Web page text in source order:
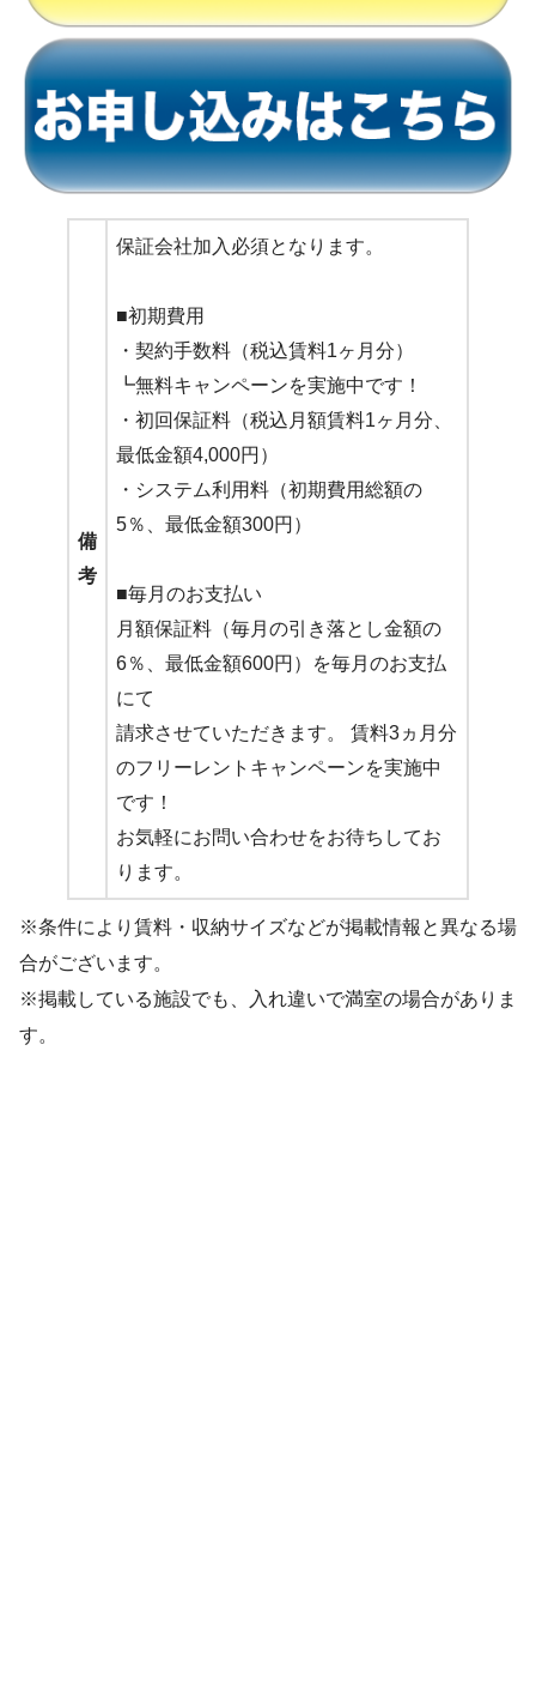
備
考
保証会社加入必須となります。
■初期費用
・契約手数料（税込賃料1ヶ月分）
┗無料キャンペーンを実施中です！
・初回保証料（税込月額賃料1ヶ月分、
最低金額4,000円）
・システム利用料（初期費用総額の
5％、最低金額300円）
■毎月のお支払い
月額保証料（毎月の引き落とし金額の
6％、最低金額600円）を毎月のお支払
にて
請求させていただきます。 賃料3ヵ月分
のフリーレントキャンペーンを実施中
です！
お気軽にお問い合わせをお待ちしてお
ります。
※条件により賃料・収納サイズなどが掲載情報と異なる場
合がございます。
※掲載している施設でも、入れ違いで満室の場合がありま
す。